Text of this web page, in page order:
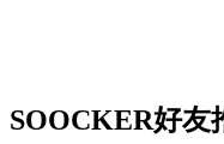
SOOCKER好友